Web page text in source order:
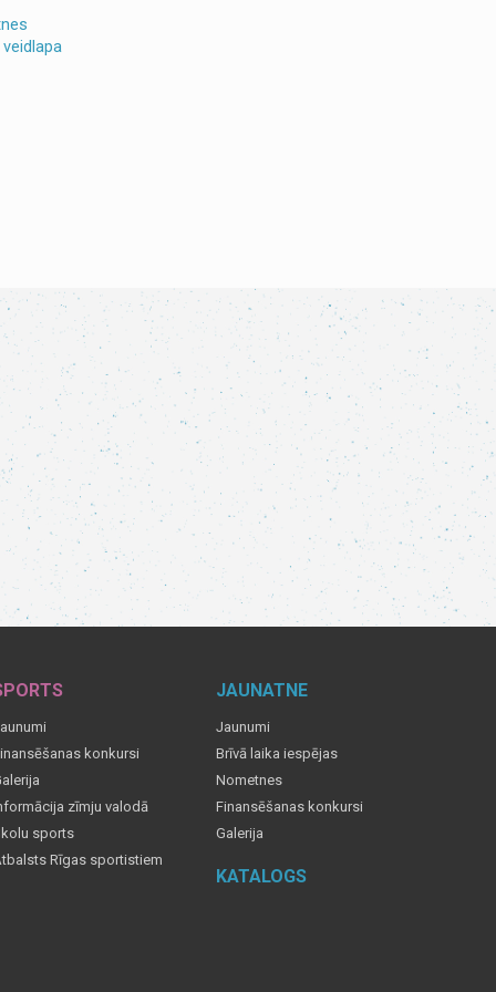
konkursi
zīmju valodā
sports
Rīgas sportistiem
JAUNATNE
Jaunumi
Brīvā laika iespējas
Nometnes
Finansēšanas konkursi
Galerija
KATALOGS